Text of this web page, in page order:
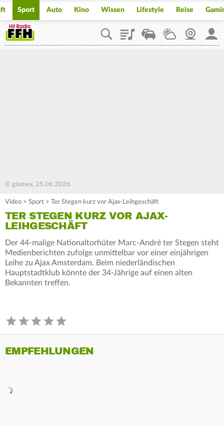
Sport Auto Kino Wissen Lifestyle Reise
PlaylistStaupilotWetterWebcam
© glomex, 25.06.2026
Video > Sport > Ter Stegen kurz vor Ajax-Leihgeschäft
TER STEGEN KURZ VOR AJAX-
LEIHGESCHÄFT
Der 44-malige Nationaltorhüter Marc-André ter Stegen steht
Medienberichten zufolge unmittelbar vor einer einjährigen
Leihe zu Ajax Amsterdam. Beim niederländischen
Hauptstadtklub könnte der 34-Jährige auf einen alten
Bekannten treffen.
EMPFEHLUNGEN